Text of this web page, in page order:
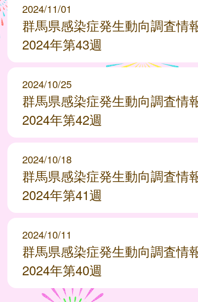
2024/11/01
群馬県感染症発生動向調査情
2024年第43週
2024/10/25
群馬県感染症発生動向調査情
2024年第42週
2024/10/18
群馬県感染症発生動向調査情
2024年第41週
2024/10/11
群馬県感染症発生動向調査情
2024年第40週